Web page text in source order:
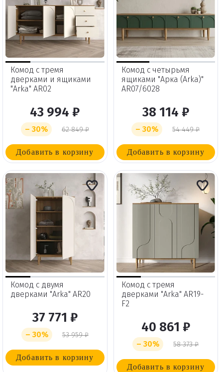
Комод с тремя
дверками и ящиками
"Arka" AR02
43 994 ₽
– 30% 62 849 ₽
Добавить в корзину
Комод с четырьмя
ящиками "Арка (Arka)"
AR07/6028
38 114 ₽
– 30% 54 449 ₽
Добавить в корзину
Комод с двумя
дверками "Arka" AR20
37 771 ₽
– 30% 53 959 ₽
Добавить в корзину
Комод с тремя
дверками "Arka" AR19-
F2
40 861 ₽
– 30% 58 373 ₽
Добавить в корзину
Удалить